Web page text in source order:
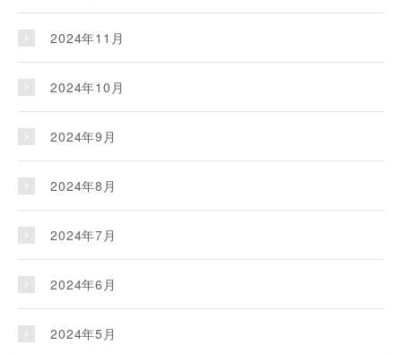
2024年11月
2024年10月
2024年9月
2024年8月
2024年7月
2024年6月
2024年5月